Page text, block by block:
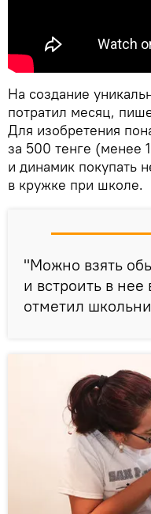
На создание
потратил месяц,
Для изобретения
за 500 тенге (менее
и динамик покупать
в кружке при школе.
"Можно взять
и встроить в нее
отметил